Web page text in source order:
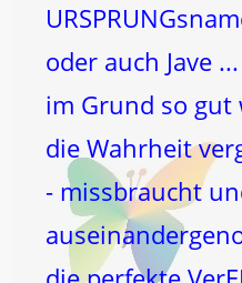
oder auch Jave
im Grund so gut
die Wahrheit
- missbraucht